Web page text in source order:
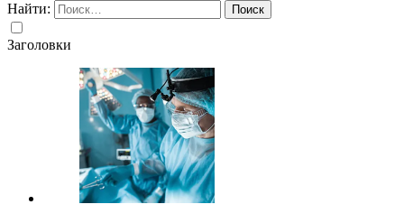
Найти:
Заголовки